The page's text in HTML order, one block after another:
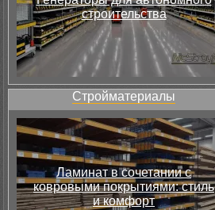
строительства
Стройматериалы
Ламинат в сочетании с
ковровыми покрытиями: стиль
и комфорт